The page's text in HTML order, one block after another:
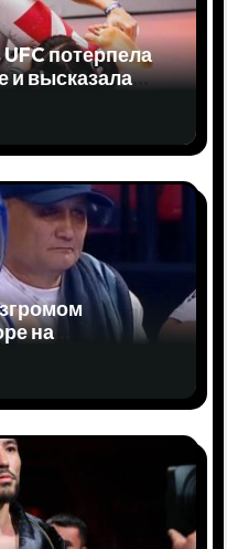
потерпела
и высказала
на